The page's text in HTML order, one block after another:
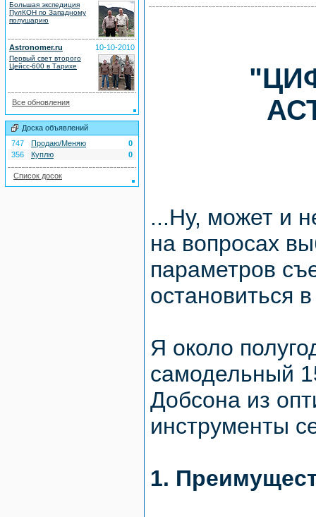
Большая экспедиция
ПулКОН по Западному
полушарию
Astronomer.ru 10-10-2010
Первый свет второго
Цейсс-600 в Тарихе
Все обновления
Доска объявлений
747
Продаю/Меняю
0
356
Куплю 0
Список досок
...Ну, может и
на вопросах
параметров
остановиться
Я около
самодельный
Добсона из
инструменты
1.